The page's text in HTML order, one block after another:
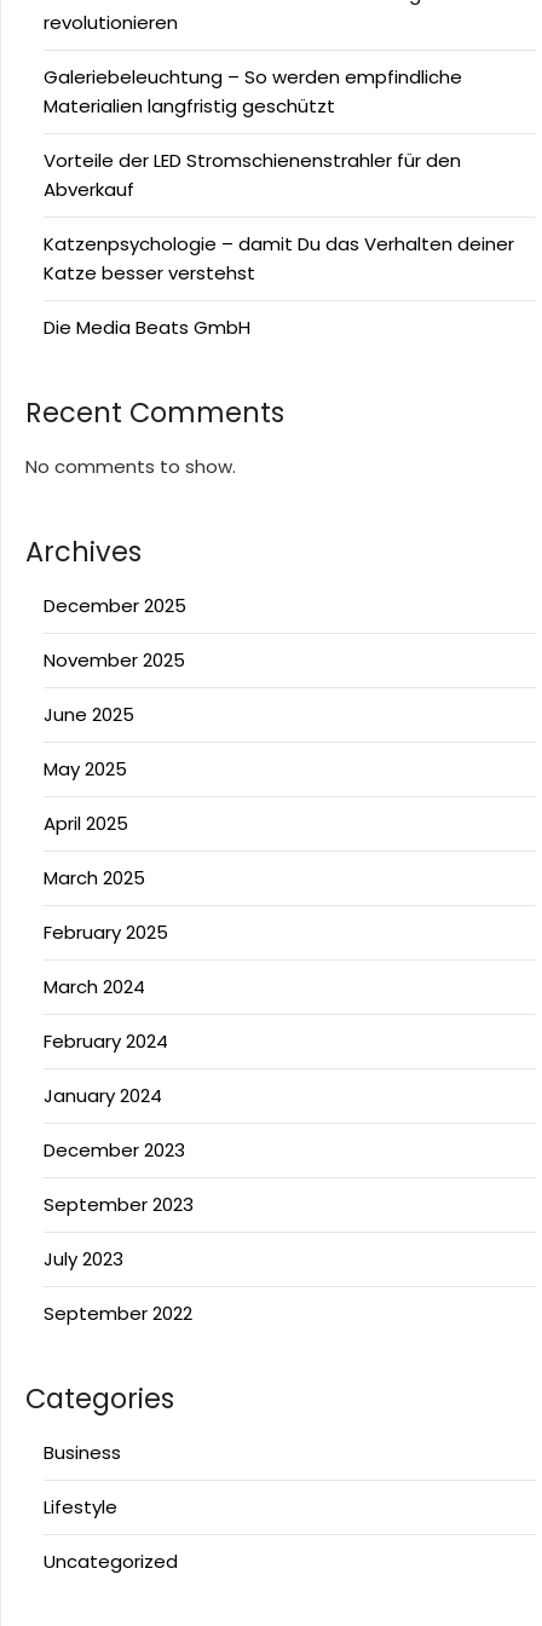
revolutionieren
Galeriebeleuchtung – So werden empfindliche
Materialien langfristig geschützt
Vorteile der LED Stromschienenstrahler für den
Abverkauf
Katzenpsychologie – damit Du das Verhalten deiner
Katze besser verstehst
Die Media Beats GmbH
Recent Comments
No comments to show.
Archives
December 2025
November 2025
June 2025
May 2025
April 2025
March 2025
February 2025
March 2024
February 2024
January 2024
December 2023
September 2023
July 2023
September 2022
Categories
Business
Lifestyle
Uncategorized